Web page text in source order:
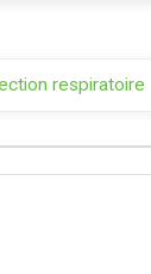
respiratoire